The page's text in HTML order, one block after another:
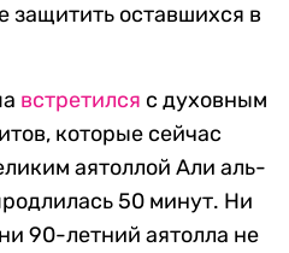
защитить оставшихся в
встретился с духовным
которые сейчас
аятоллой Али аль-
50 минут. Ни
90-летний аятолла не